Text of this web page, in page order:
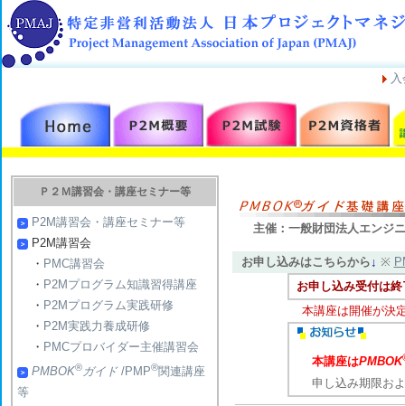
Ｐ２Ｍ講習会・講座セミナー等
P2M講習会・講座セミナー等
P2M講習会
・ PMC講習会
・ P2Mプログラム知識習得講座
・ P2Mプログラム実践研修
・ P2M実践力養成研修
・ PMCプロバイダー主催講習会
PMBOK®ガイド/PMP®関連講座
等
主催：一般財団法人エンジ
お申し込みはこちらから↓ ※
お申し込み受付は
本講座は開催が決
本講座はPMBOK
申し込み期限およ